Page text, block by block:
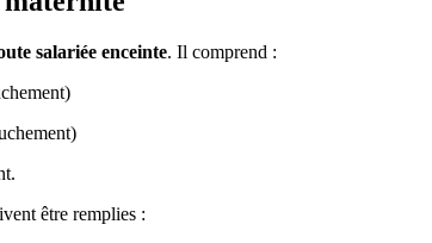
salariée enceinte. Il comprend :
être remplies :